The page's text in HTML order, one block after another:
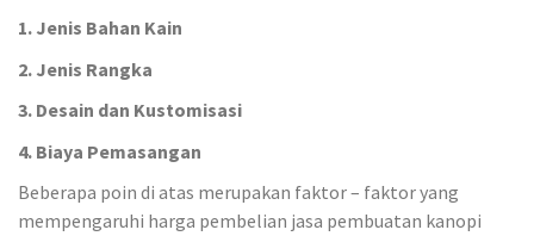
1. Jenis Bahan Kain
2. Jenis Rangka
3. Desain dan Kustomisasi
4. Biaya Pemasangan
Beberapa poin di atas merupakan faktor – faktor yang
mempengaruhi harga pembelian jasa pembuatan kanopi